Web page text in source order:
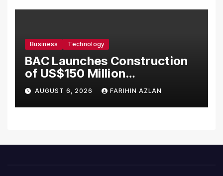
Business Technology
BAC Launches Construction
of US$150 Million
Manufacturing Facility in
Malaysia
AUGUST 6, 2026 FARIHIN AZLAN